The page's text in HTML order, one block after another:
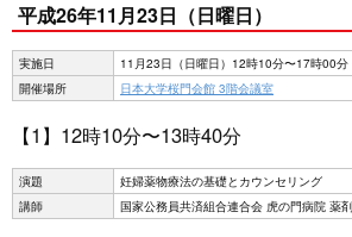
平成26年11月23日（日曜日）
実施日
11月23日（日曜日）12時10分〜17時00分
開催場所
日本大学桜門会館 3階会議室
【1】12時10分〜13時40分
演題
妊婦薬物療法の基礎とカウンセリング
講師
国家公務員共済組合連合会 虎の門病院 薬